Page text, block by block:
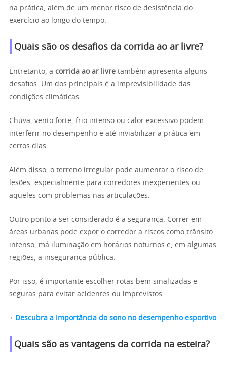
na prática, além de um menor risco de desistência do
exercício ao longo do tempo.
Quais são os desafios da corrida ao ar livre?
Entretanto, a corrida ao ar livre também apresenta alguns
desafios. Um dos principais é a imprevisibilidade das
condições climáticas.
Chuva, vento forte, frio intenso ou calor excessivo podem
interferir no desempenho e até inviabilizar a prática em
certos dias.
Além disso, o terreno irregular pode aumentar o risco de
lesões, especialmente para corredores inexperientes ou
aqueles com problemas nas articulações.
Outro ponto a ser considerado é a segurança. Correr em
áreas urbanas pode expor o corredor a riscos como trânsito
intenso, má iluminação em horários noturnos e, em algumas
regiões, a insegurança pública.
Por isso, é importante escolher rotas bem sinalizadas e
seguras para evitar acidentes ou imprevistos.
+ Descubra a importância do sono no desempenho esportivo
Quais são as vantagens da corrida na esteira?